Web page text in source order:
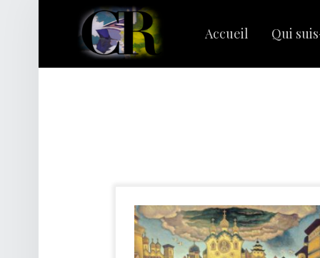
I
A
G
E
Accueil Qui